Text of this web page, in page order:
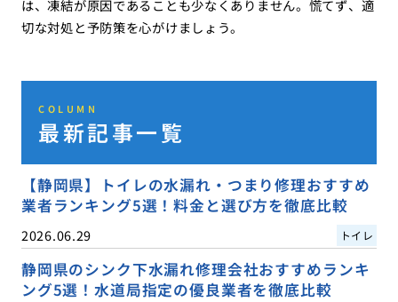
は、凍結が原因であることも少なくありません。慌てず、適
切な対処と予防策を心がけましょう。
COLUMN
最新記事一覧
【静岡県】トイレの水漏れ・つまり修理おすすめ
業者ランキング5選！料金と選び方を徹底比較
2026.06.29 トイレ
静岡県のシンク下水漏れ修理会社おすすめランキ
ング5選！水道局指定の優良業者を徹底比較